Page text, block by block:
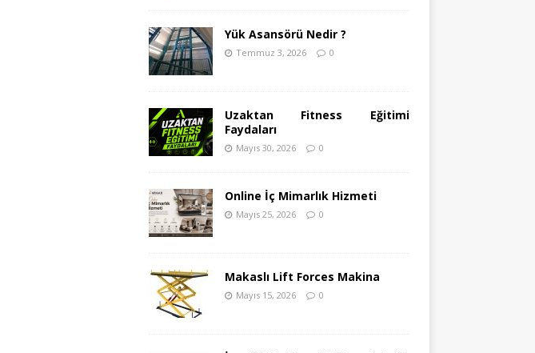
Yük Asansörü Nedir ?
Temmuz 3, 2026 0
Uzaktan Fitness Eğitimi
Faydaları
Mayıs 30, 2026 0
Online İç Mimarlık Hizmeti
Mayıs 25, 2026 0
Makaslı Lift Forces Makina
Mayıs 15, 2026 0